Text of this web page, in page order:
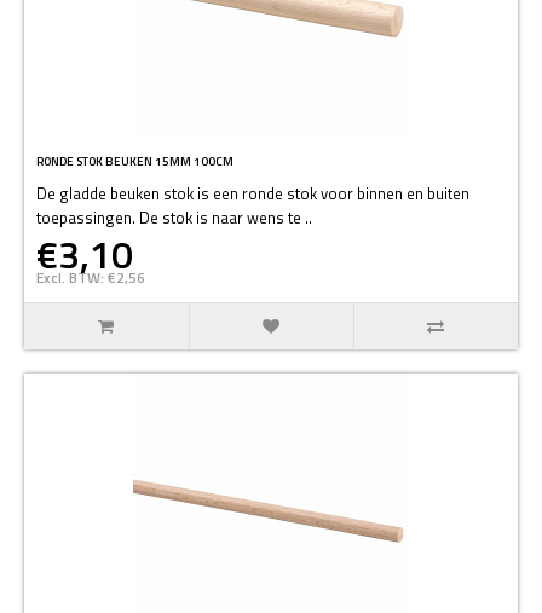
RONDE STOK BEUKEN 15MM 100CM
De gladde beuken stok is een ronde stok voor binnen en buiten
toepassingen. De stok is naar wens te ..
€3,10
Excl. BTW: €2,56